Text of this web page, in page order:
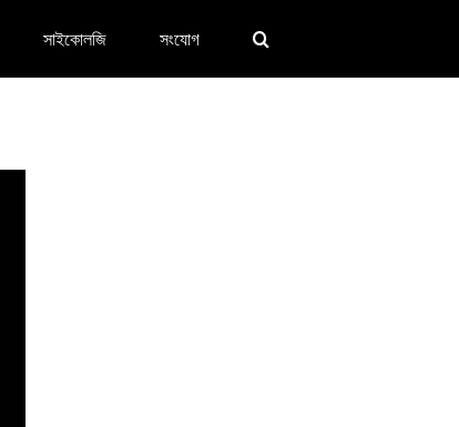
সাইকোলজি সংযোগ